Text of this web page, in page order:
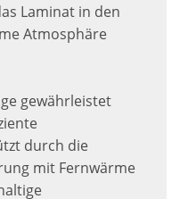
Laminat in den
Atmosphäre
gewährleistet
durch die
mit Fernwärme